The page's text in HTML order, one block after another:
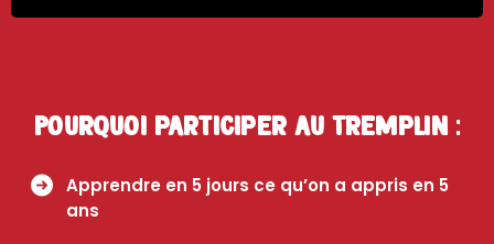
Pourquoi participer au Tremplin :
Apprendre en 5 jours ce qu’on a appris en 5
ans